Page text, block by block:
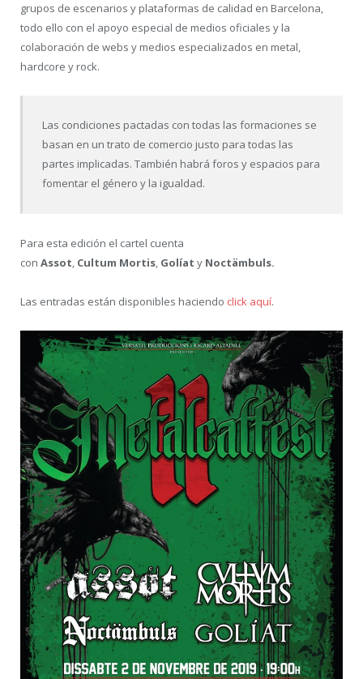
grupos de escenarios y plataformas de calidad en Barcelona,
todo ello con el apoyo especial de medios oficiales y la
colaboración de webs y medios especializados en metal,
hardcore y rock.
Las condiciones pactadas con todas las formaciones se
basan en un trato de comercio justo para todas las
partes implicadas. También habrá foros y espacios para
fomentar el género y la igualdad.
Para esta edición el cartel cuenta
con Assot, Cultum Mortis, Golíat y Noctämbuls.
Las entradas están disponibles haciendo click aquí.